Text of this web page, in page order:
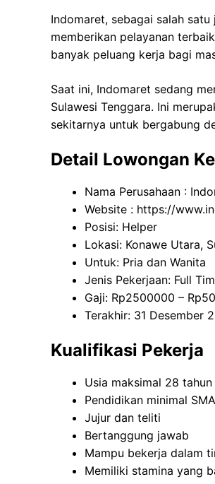
Indomaret, sebagai salah
memberikan pelayanan
banyak peluang kerja bagi
Saat ini, Indomaret sedang
Sulawesi Tenggara. Ini
sekitarnya untuk bergabung
Detail Lowongan
Nama Perusahaan :
Website : https://
Posisi: Helper
Lokasi: Konawe Utara,
Untuk: Pria dan Wanita
Jenis Pekerjaan: Full
Gaji: Rp2500000 – Rp
Terakhir: 31 Desember
Kualifikasi Pekerja
Usia maksimal 28 tahun
Pendidikan minimal
Jujur dan teliti
Bertanggung jawab
Mampu bekerja dalam
Memiliki stamina yang